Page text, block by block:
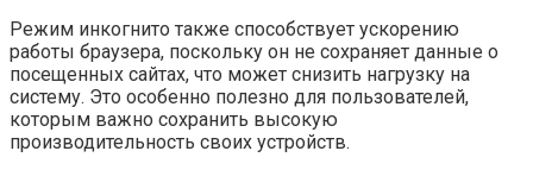
Режим инкогнито также способствует ускорению
работы браузера, поскольку он не сохраняет данные о
посещенных сайтах, что может снизить нагрузку на
систему. Это особенно полезно для пользователей,
которым важно сохранить высокую
производительность своих устройств.